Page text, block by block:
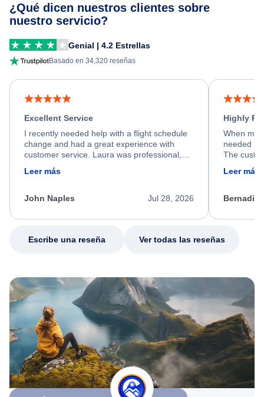
¿Qué dicen nuestros clientes sobre
nuestro servicio?
Genial | 4.2 Estrellas
Basado en 34,320 reseñas
Excellent Service
I recently needed help with a flight schedule
change and had a great experience with
customer service. Laura was professional,
friendly, and very helpful throughout the
process. She quickly found a solution and
appreciate her excellent service.
Leer más
Jul 28, 2026
John Naples
Highly
When my
needed
The
calm,
my issue.
Leer más
Escribe una reseña Ver todas las reseñas